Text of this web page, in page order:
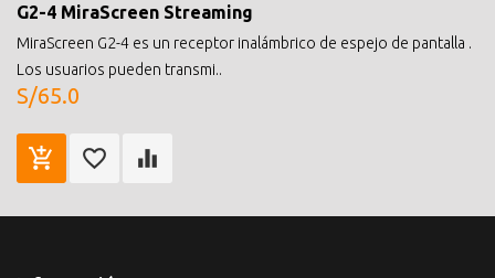
G2-4 MiraScreen Streaming
MiraScreen G2-4 es un receptor inalámbrico de espejo de pantalla .
Los usuarios pueden transmi..
S/65.0